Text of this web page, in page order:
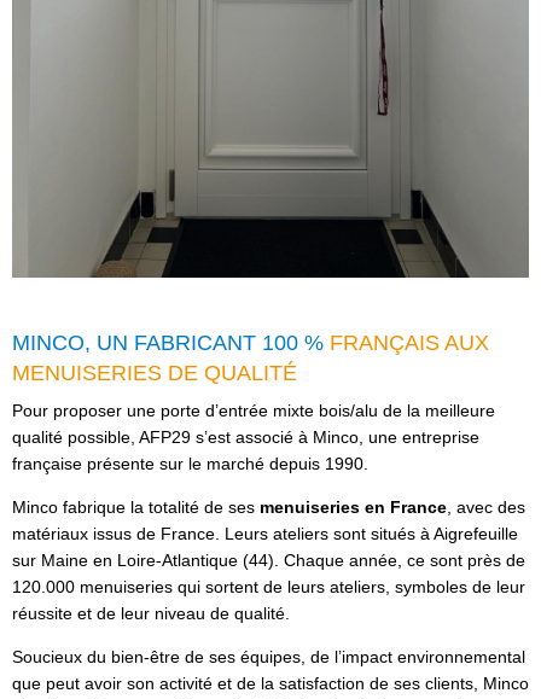
MINCO, UN FABRICANT 100 % FRANÇAIS AUX
MENUISERIES DE QUALITÉ
Pour proposer une porte d’entrée mixte bois/alu de la meilleure
qualité possible, AFP29 s’est associé à Minco, une entreprise
française présente sur le marché depuis 1990.
Minco fabrique la totalité de ses menuiseries en France , avec des
matériaux issus de France. Leurs ateliers sont situés à Aigrefeuille
sur Maine en Loire-Atlantique (44). Chaque année, ce sont près de
120.000 menuiseries qui sortent de leurs ateliers, symboles de leur
réussite et de leur niveau de qualité.
Soucieux du bien-être de ses équipes, de l’impact environnemental
que peut avoir son activité et de la satisfaction de ses clients, Minco